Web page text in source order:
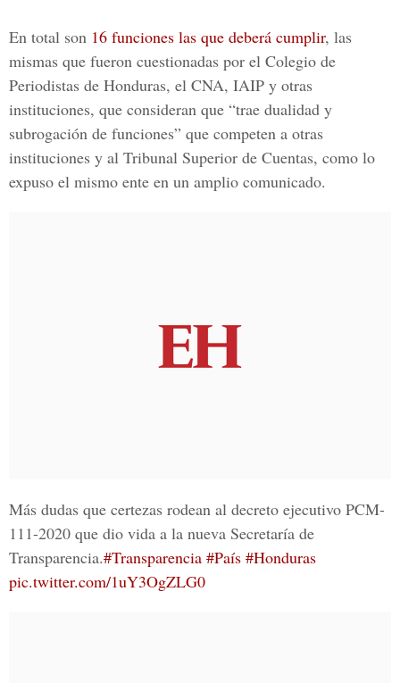
En total son 16 funciones las que deberá cumplir, las
mismas que fueron cuestionadas por el Colegio de
Periodistas de Honduras, el CNA, IAIP y otras
instituciones, que consideran que “trae dualidad y
subrogación de funciones” que competen a otras
instituciones y al Tribunal Superior de Cuentas, como lo
expuso el mismo ente en un amplio comunicado.
Más dudas que certezas rodean al decreto ejecutivo PCM-
111-2020 que dio vida a la nueva Secretaría de
Transparencia.#Transparencia #País #Honduras
pic.twitter.com/1uY3OgZLG0